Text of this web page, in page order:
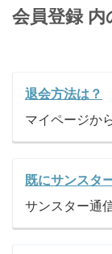
会員登録 内
退会方法は？